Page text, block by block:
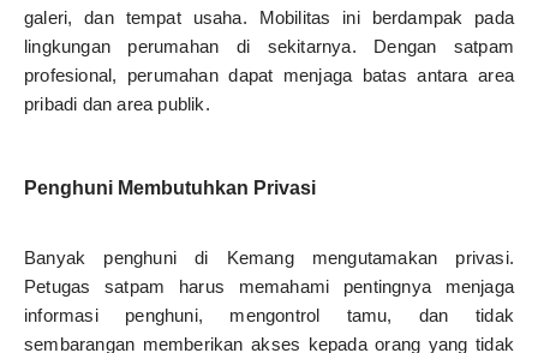
galeri, dan tempat usaha. Mobilitas ini berdampak pada
lingkungan perumahan di sekitarnya. Dengan satpam
profesional, perumahan dapat menjaga batas antara area
pribadi dan area publik.
Penghuni Membutuhkan Privasi
Banyak penghuni di Kemang mengutamakan privasi.
Petugas satpam harus memahami pentingnya menjaga
informasi penghuni, mengontrol tamu, dan tidak
sembarangan memberikan akses kepada orang yang tidak